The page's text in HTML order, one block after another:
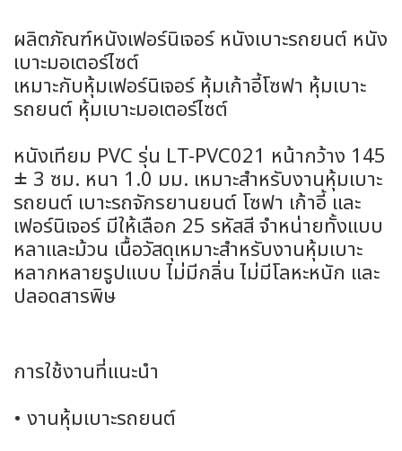
ผลิตภัณฑ์หนังเฟอร์นิเจอร์ หนังเบาะรถยนต์ หนัง
เบาะมอเตอร์ไซต์
เหมาะกับหุ้มเฟอร์นิเจอร์ หุ้มเก้าอี้โซฟา หุ้มเบาะ
รถยนต์ หุ้มเบาะมอเตอร์ไซต์
หนังเทียม PVC รุ่น LT-PVC021 หน้ากว้าง 145
± 3 ซม. หนา 1.0 มม. เหมาะสำหรับงานหุ้มเบาะ
รถยนต์ เบาะรถจักรยานยนต์ โซฟา เก้าอี้ และ
เฟอร์นิเจอร์ มีให้เลือก 25 รหัสสี จำหน่ายทั้งแบบ
หลาและม้วน เนื้อวัสดุเหมาะสำหรับงานหุ้มเบาะ
หลากหลายรูปแบบ ไม่มีกลิ่น ไม่มีโลหะหนัก และ
ปลอดสารพิษ
การใช้งานที่แนะนำ
• งานหุ้มเบาะรถยนต์